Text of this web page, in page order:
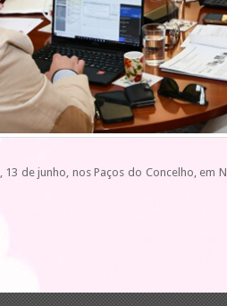
de junho, nos Paços do Concelho,